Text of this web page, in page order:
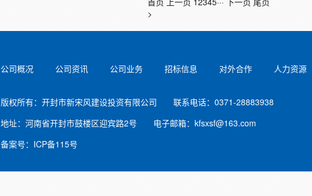
>
公司概况 公司资讯 公司业务 招标信息 对外合作 人力资源
版权所有：开封市新宋风建设投资有限公司 联系电话：0371-28883938
地址：河南省开封市鼓楼区迎宾路2号 电子邮箱：kfsxsf@163.com
备案号：ICP备115号